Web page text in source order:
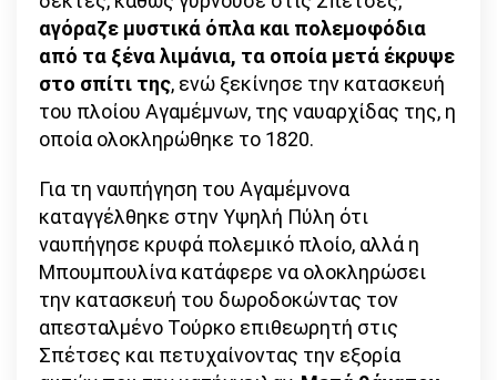
αγόραζε μυστικά όπλα και πολεμοφόδια
από τα ξένα λιμάνια, τα οποία μετά έκρυψε
στο σπίτι της, ενώ ξεκίνησε την κατασκευή
του πλοίου Αγαμέμνων, της ναυαρχίδας της, η
οποία ολοκληρώθηκε το 1820.
Για τη ναυπήγηση του Αγαμέμνονα
καταγγέλθηκε στην Υψηλή Πύλη ότι
ναυπήγησε κρυφά πολεμικό πλοίο, αλλά η
Μπουμπουλίνα κατάφερε να ολοκληρώσει
την κατασκευή του δωροδοκώντας τον
απεσταλμένο Τούρκο επιθεωρητή στις
Σπέτσες και πετυχαίνοντας την εξορία